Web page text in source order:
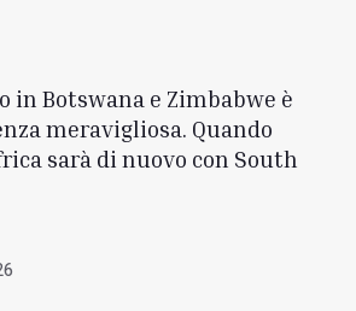
in Botswana e Zimbabwe è
meravigliosa. Quando
sarà di nuovo con South